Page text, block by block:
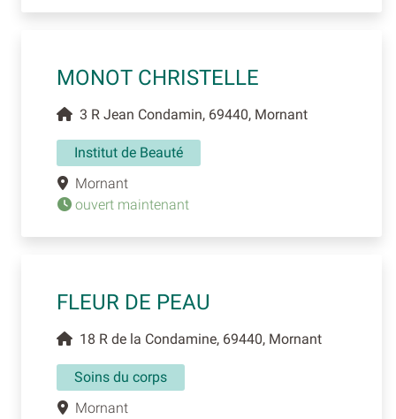
MONOT CHRISTELLE
3 R Jean Condamin, 69440, Mornant
Institut de Beauté
Mornant
ouvert maintenant
FLEUR DE PEAU
18 R de la Condamine, 69440, Mornant
Soins du corps
Mornant